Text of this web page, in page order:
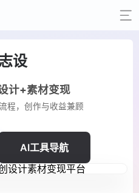
设
计+素材变现
程，创作与收益兼顾
AI工具导航